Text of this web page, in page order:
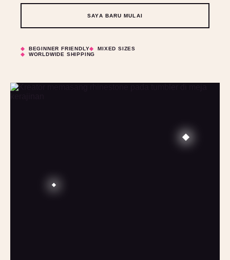
SAYA BARU MULAI
BEGINNER FRIENDLY
MIXED SIZES
WORLDWIDE SHIPPING